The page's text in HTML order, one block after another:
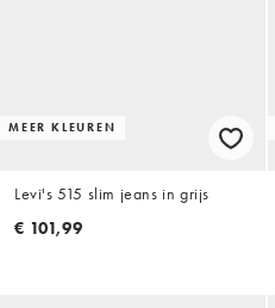
MEER KLEUREN
Levi's 515 slim jeans in grijs
€ 101,99